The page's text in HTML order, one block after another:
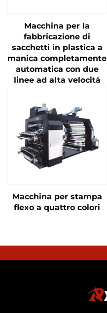
Macchina per la
fabbricazione di
sacchetti in plastica a
manica completamente
automatica con due
linee ad alta velocità
Macchina per stampa
flexo a quattro colori